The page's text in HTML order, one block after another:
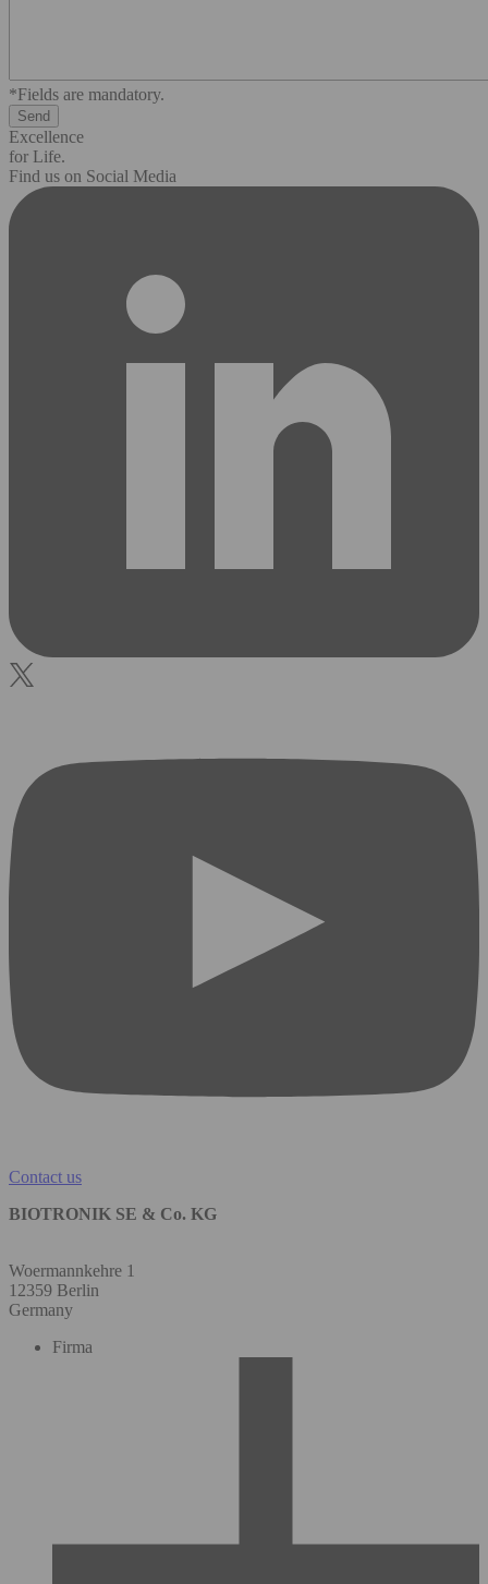
*Fields are mandatory.
Excellence
for Life.
Find us on Social Media
Contact us
BIOTRONIK SE & Co. KG
Woermannkehre 1
12359 Berlin
Germany
Firma